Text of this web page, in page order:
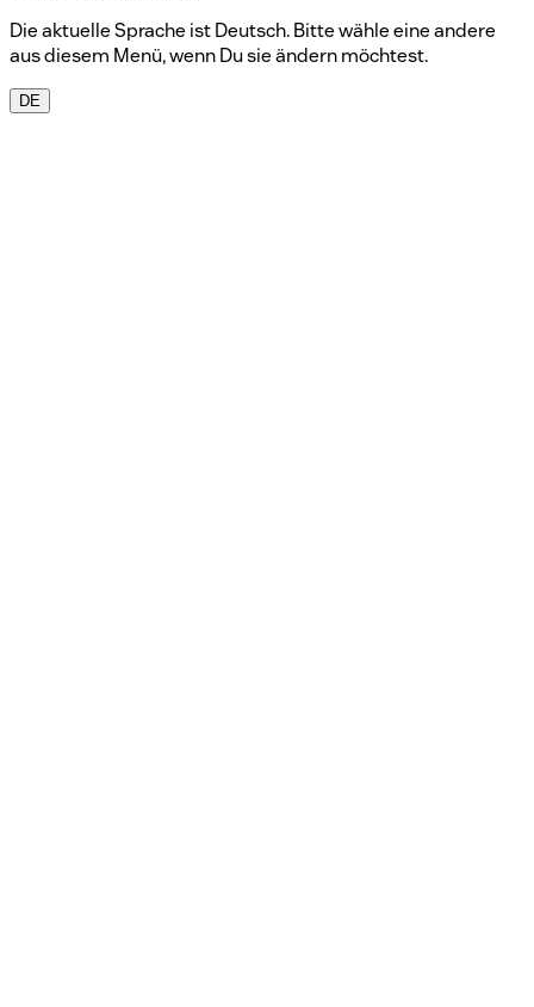
Die aktuelle Sprache ist Deutsch. Bitte wähle eine andere
aus diesem Menü, wenn Du sie ändern möchtest.
DE